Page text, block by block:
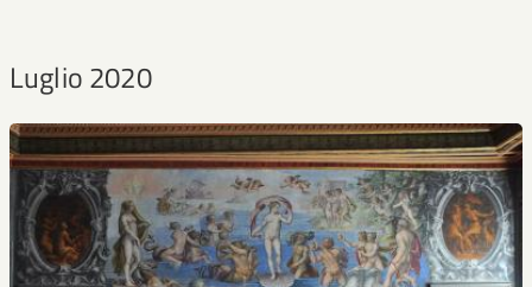
Luglio 2020